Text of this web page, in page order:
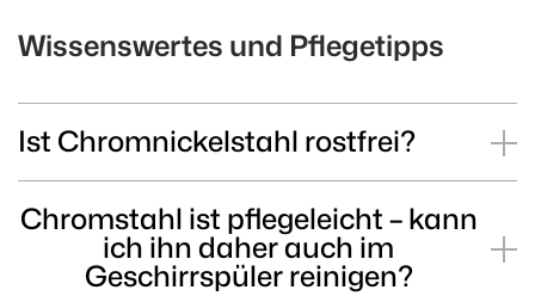
Wissenswertes und Pflegetipps
Ist Chromnickelstahl rostfrei?
Chromstahl ist pflegeleicht – kann
ich ihn daher auch im
Geschirrspüler reinigen?